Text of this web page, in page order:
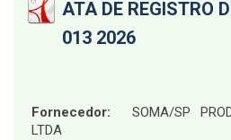
ATA DE REGISTRO
013 2026
Fornecedor:
SOMA/SP
LTDA